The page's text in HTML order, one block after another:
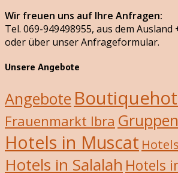
Wir freuen uns auf Ihre Anfragen:
Tel. 069-949498955, aus dem Ausland
oder über unser Anfrageformular.
Unsere Angebote
Angebote
Frauenmarkt Ibra
Hotels in Muscat
Hotels in Salalah Hotels